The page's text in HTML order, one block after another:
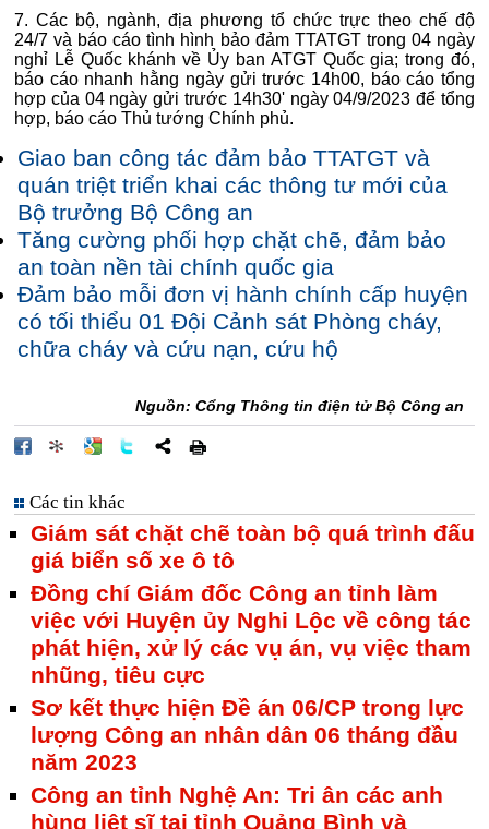
7. Các bộ, ngành, địa phương tổ chức trực theo chế độ
24/7 và báo cáo tình hình bảo đảm TTATGT trong 04 ngày
nghỉ Lễ Quốc khánh về Ủy ban ATGT Quốc gia; trong đó,
báo cáo nhanh hằng ngày gửi trước 14h00, báo cáo tổng
hợp của 04 ngày gửi trước 14h30' ngày 04/9/2023 để tổng
hợp, báo cáo Thủ tướng Chính phủ.
Giao ban công tác đảm bảo TTATGT và
quán triệt triển khai các thông tư mới của
Bộ trưởng Bộ Công an
Tăng cường phối hợp chặt chẽ, đảm bảo
an toàn nền tài chính quốc gia
Đảm bảo mỗi đơn vị hành chính cấp huyện
có tối thiểu 01 Đội Cảnh sát Phòng cháy,
chữa cháy và cứu nạn, cứu hộ
Nguồn: Cổng Thông tin điện tử Bộ Công an
Các tin khác
Giám sát chặt chẽ toàn bộ quá trình đấu
giá biển số xe ô tô
Đồng chí Giám đốc Công an tỉnh làm
việc với Huyện ủy Nghi Lộc về công tác
phát hiện, xử lý các vụ án, vụ việc tham
nhũng, tiêu cực
Sơ kết thực hiện Đề án 06/CP trong lực
lượng Công an nhân dân 06 tháng đầu
năm 2023
Công an tỉnh Nghệ An: Tri ân các anh
hùng liệt sĩ tại tỉnh Quảng Bình và